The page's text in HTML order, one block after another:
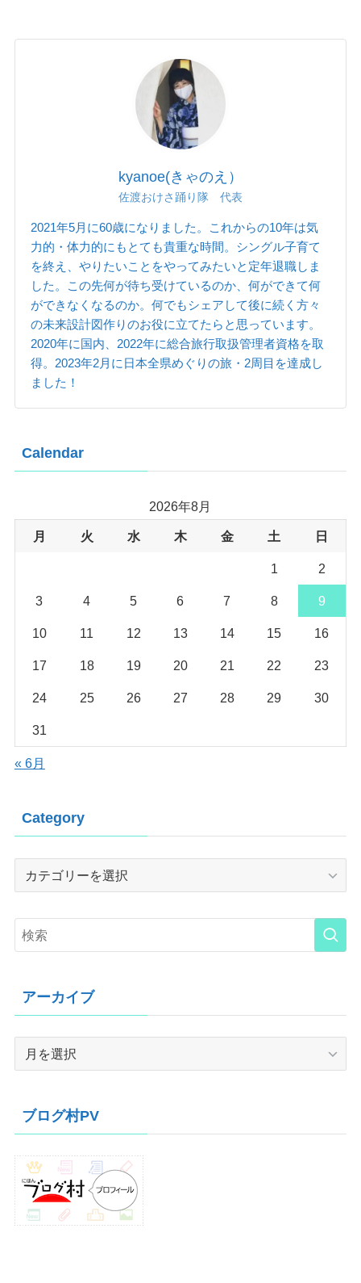
kyanoe(きゃのえ）
佐渡おけさ踊り隊 代表
2021年5月に60歳になりました。これからの10年は気
力的・体力的にもとても貴重な時間。シングル子育て
を終え、やりたいことをやってみたいと定年退職しま
した。この先何が待ち受けているのか、何ができて何
ができなくなるのか。何でもシェアして後に続く方々
の未来設計図作りのお役に立てたらと思っています。
2020年に国内、2022年に総合旅行取扱管理者資格を取
得。2023年2月に日本全県めぐりの旅・2周目を達成し
ました！
Calendar
2026年8月
月 火 水 木 金 土 日
1 2
3 4 5 6 7 8 9
10 11 12 13 14 15 16
17 18 19 20 21 22 23
24 25 26 27 28 29 30
31
« 6月
Category
Category
アーカイブ
ブ
ブログ村PV